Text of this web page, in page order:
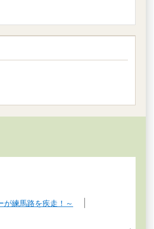
が練馬路を疾走！～